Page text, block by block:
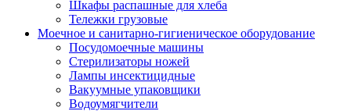
Шкафы распашные для хлеба
Тележки грузовые
Моечное и санитарно-гигиеническое оборудование
Посудомоечные машины
Стерилизаторы ножей
Лампы инсектицидные
Вакуумные упаковщики
Водоумягчители